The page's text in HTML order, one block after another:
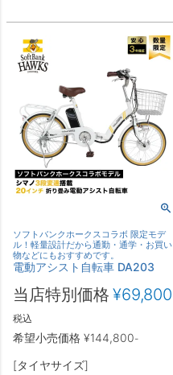
ソフトバンクホークスコラボ 限定モデ
ル！軽量設計だから通勤・通学・お買い
物などにもおすすめです。
電動アシスト自転車 DA203
希望小売価格 ¥144,800-
当店特別価格 ¥69,800
税込
[タイヤサイズ]